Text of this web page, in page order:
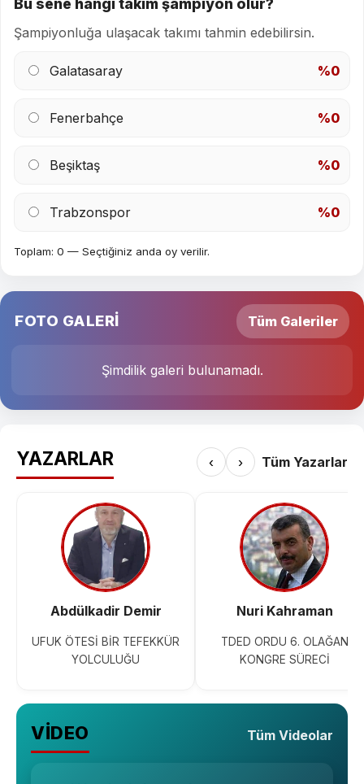
Bu sene hangi takım şampiyon olur?
Şampiyonluğa ulaşacak takımı tahmin edebilirsin.
Galatasaray %0
Fenerbahçe %0
Beşiktaş %0
Trabzonspor %0
Toplam: 0 — Seçtiğiniz anda oy verilir.
FOTO GALERİ Tüm Galeriler
Şimdilik galeri bulunamadı.
YAZARLAR ‹ › Tüm Yazarlar
Abdülkadir Demir
UFUK ÖTESİ BİR TEFEKKÜR
YOLCULUĞU
Nuri Kahraman
TDED ORDU 6. OLAĞAN
KONGRE SÜRECİ
VİDEO Tüm Videolar